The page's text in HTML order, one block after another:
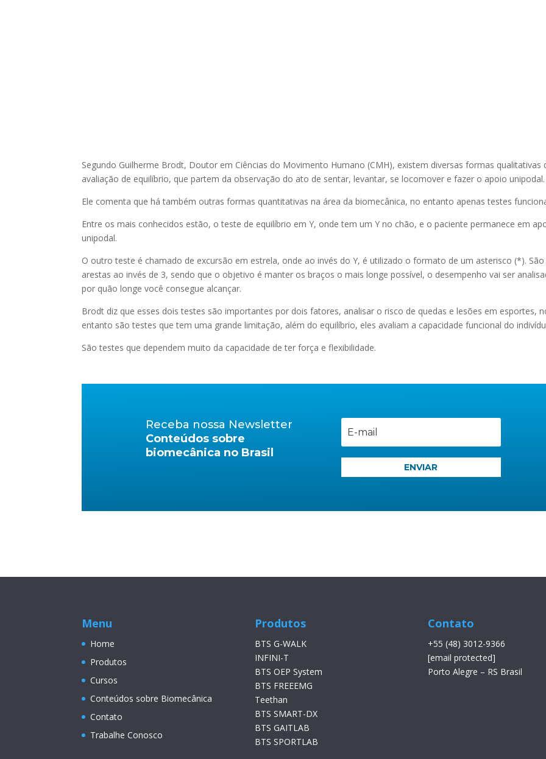
Segundo Guilherme Brodt, Doutor em Ciências do Movimento Humano (CMH), existem diversas formas qualitativas
avaliação de equilíbrio, que partem da observação do ato de sentar, levantar, se locomover e fazer o apoio unipodal.
Ele comenta que há também outras formas quantitativas na área da biomecânica, no entanto apenas testes
Entre os mais conhecidos estão, o teste de equilíbrio em Y, onde tem um Y no chão, e o paciente permanece em
unipodal.
O outro teste é chamado de excursão em estrela, onde ao invés do Y, é utilizado o formato de um asterisco (*). São
arestas ao invés de 3, sendo que o objetivo é manter os braços o mais longe possível, o desempenho vai ser
por quão longe você consegue alcançar.
Brodt diz que esses dois testes são importantes por dois fatores, analisar o risco de quedas e lesões em esportes,
entanto são testes que tem uma grande limitação, além do equilíbrio, eles avaliam a capacidade funcional do
São testes que dependem muito da capacidade de ter força e flexibilidade.
Receba nossa Newsletter
Conteúdos sobre
biomecânica no Brasil
ENVIAR
Menu
Home
Produtos
Cursos
Conteúdos sobre Biomecânica
Contato
Trabalhe Conosco
Produtos
BTS G-WALK
INFINI-T
BTS OEP System
BTS FREEEMG
Teethan
BTS SMART-DX
BTS GAITLAB
BTS SPORTLAB
Contato
+55 (48) 3012-9366
[email protected]
Porto Alegre – RS Brasil